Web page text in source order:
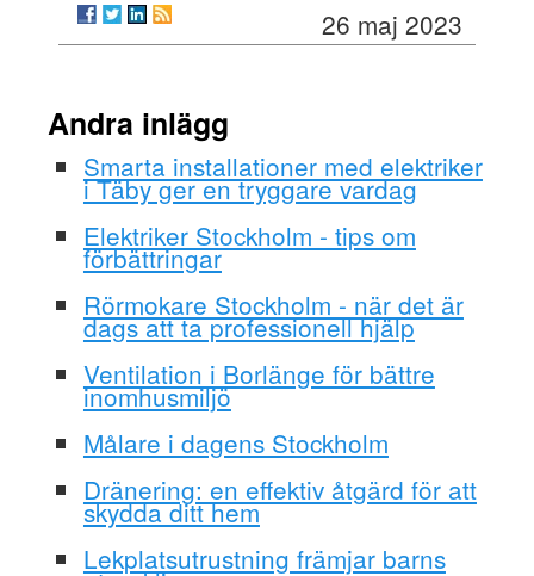
26 maj 2023
Andra inlägg
Smarta installationer med elektriker
i Täby ger en tryggare vardag
Elektriker Stockholm - tips om
förbättringar
Rörmokare Stockholm - när det är
dags att ta professionell hjälp
Ventilation i Borlänge för bättre
inomhusmiljö
Målare i dagens Stockholm
Dränering: en effektiv åtgärd för att
skydda ditt hem
Lekplatsutrustning främjar barns